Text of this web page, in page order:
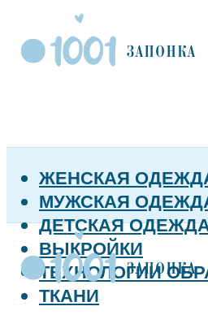
ЖЕНСКАЯ
МУЖСКАЯ
ДЕТСКАЯ
ВЫКРОЙКИ
ТЕХНОЛОГИИ
ТКАНИ